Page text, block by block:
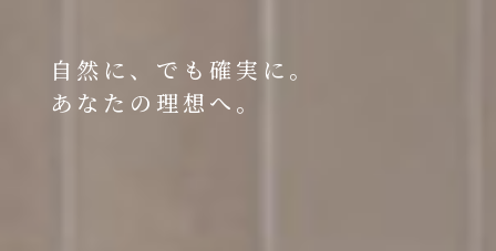
自然に、でも確実に。
あなたの理想へ。